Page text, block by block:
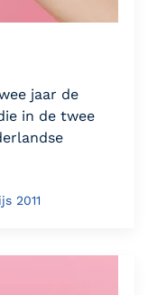
jaar de
in de twee
2011